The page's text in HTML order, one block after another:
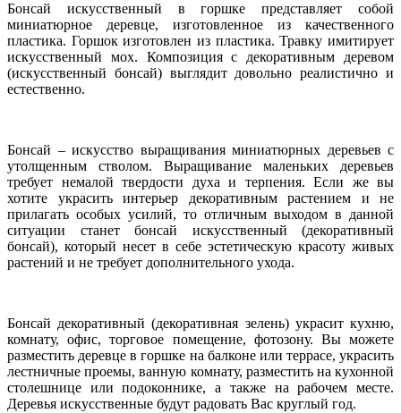
Бонсай искусственный в горшке представляет собой
миниатюрное деревце, изготовленное из качественного
пластика. Горшок изготовлен из пластика. Травку имитирует
искусственный мох. Композиция с декоративным деревом
(искусственный бонсай) выглядит довольно реалистично и
естественно.
Бонсай – искусство выращивания миниатюрных деревьев с
утолщенным стволом. Выращивание маленьких деревьев
требует немалой твердости духа и терпения. Если же вы
хотите украсить интерьер декоративным растением и не
прилагать особых усилий, то отличным выходом в данной
ситуации станет бонсай искусственный (декоративный
бонсай), который несет в себе эстетическую красоту живых
растений и не требует дополнительного ухода.
Бонсай декоративный (декоративная зелень) украсит кухню,
комнату, офис, торговое помещение, фотозону. Вы можете
разместить деревце в горшке на балконе или террасе, украсить
лестничные проемы, ванную комнату, разместить на кухонной
столешнице или подоконнике, а также на рабочем месте.
Деревья искусственные будут радовать Вас круглый год.